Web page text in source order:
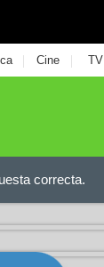
| Cine | TV
correcta.